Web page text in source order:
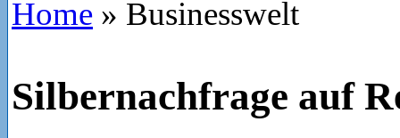
Home » Businesswelt
Silbernachfrage auf